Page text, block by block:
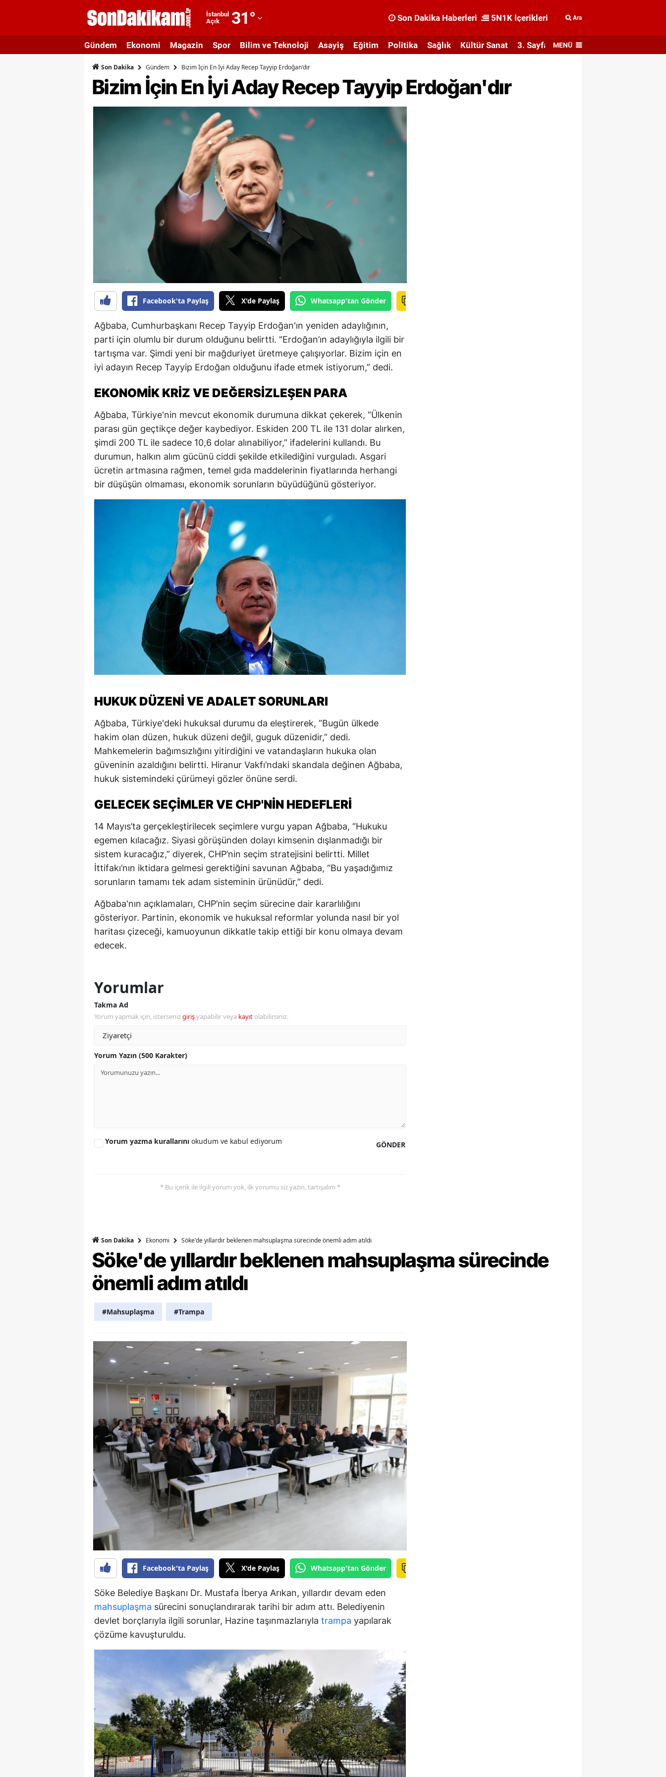
İstanbul
Açık
31°
Adıyaman
Afyonkarahisar
Ağrı
Amasya
Ankara
Antalya
Artvin
Aydın
Balıkesir
Bilecik
Bingöl
Bolu
Burdur
Bursa
Çanakkale
Çankırı
Çorum
Denizli
Diyarbakır
Edirne
Elazığ
Erzincan
Eskişehir
Gaziantep
Giresun
Gümüşhane
Hakkari
Hatay
Isparta
İstanbul
İzmir
Kars
Kastamonu
Kayseri
Kırklareli
Kırşehir
Kocaeli
Konya
Kütahya
Malatya
Manisa
Sivas
Tunceli
Şanlıurfa
Yozgat
Zonguldak
Aksaray
Bayburt
Karaman
Kırıkkale
Batman
Bartın
Yalova
Karabük
Kilis
Son Dakika Haberleri 5N1K İçerikleri Ara
Gündem Ekonomi Magazin Spor Bilim ve Teknoloji Asayiş Eğitim Politika Sağlık Kültür Sanat 3. Sayfa MENÜ
Son Dakika Gündem Bizim İçin En İyi Aday Recep Tayyip Erdoğan'dır
Bizim İçin En İyi Aday Recep Tayyip Erdoğan'dır
Facebook'ta Paylaş X'de Paylaş Whatsapp'tan Gönder
Ağbaba, Cumhurbaşkanı Recep Tayyip Erdoğan'ın yeniden adaylığının,
parti için olumlu bir durum olduğunu belirtti. "Erdoğan’ın adaylığıyla ilgili bir
tartışma var. Şimdi yeni bir mağduriyet üretmeye çalışıyorlar. Bizim için en
iyi adayın Recep Tayyip Erdoğan olduğunu ifade etmek istiyorum,” dedi.
EKONOMIK KRIZ VE DEĞERSIZLEŞEN PARA
Ağbaba, Türkiye'nin mevcut ekonomik durumuna dikkat çekerek, “Ülkenin
parası gün geçtikçe değer kaybediyor. Eskiden 200 TL ile 131 dolar alırken,
şimdi 200 TL ile sadece 10,6 dolar alınabiliyor,” ifadelerini kullandı. Bu
durumun, halkın alım gücünü ciddi şekilde etkilediğini vurguladı. Asgari
ücretin artmasına rağmen, temel gıda maddelerinin fiyatlarında herhangi
bir düşüşün olmaması, ekonomik sorunların büyüdüğünü gösteriyor.
HUKUK DÜZENI VE ADALET SORUNLARI
Ağbaba, Türkiye'deki hukuksal durumu da eleştirerek, “Bugün ülkede
hakim olan düzen, hukuk düzeni değil, guguk düzenidir,” dedi.
Mahkemelerin bağımsızlığını yitirdiğini ve vatandaşların hukuka olan
güveninin azaldığını belirtti. Hiranur Vakfı’ndaki skandala değinen Ağbaba,
hukuk sistemindeki çürümeyi gözler önüne serdi.
GELECEK SEÇIMLER VE CHP'NIN HEDEFLERI
14 Mayıs’ta gerçekleştirilecek seçimlere vurgu yapan Ağbaba, “Hukuku
egemen kılacağız. Siyasi görüşünden dolayı kimsenin dışlanmadığı bir
sistem kuracağız,” diyerek, CHP’nin seçim stratejisini belirtti. Millet
İttifakı’nın iktidara gelmesi gerektiğini savunan Ağbaba, “Bu yaşadığımız
sorunların tamamı tek adam sisteminin ürünüdür,” dedi.
Ağbaba'nın açıklamaları, CHP’nin seçim sürecine dair kararlılığını
gösteriyor. Partinin, ekonomik ve hukuksal reformlar yolunda nasıl bir yol
haritası çizeceği, kamuoyunun dikkatle takip ettiği bir konu olmaya devam
edecek.
Yorumlar
Takma Ad
Yorum yapmak için, istersenizgirişyapabilir veya kayıt olabilirsiniz.
Yorum Yazın (500 Karakter)
GÖNDER
Yorum yazma kurallarını okudum ve kabul ediyorum
* Bu içerik ile ilgili yorum yok, ilk yorumu siz yazın, tartışalım *
Son Dakika Ekonomi Söke'de yıllardır beklenen mahsuplaşma sürecinde önemli adım atıldı
Söke'de yıllardır beklenen mahsuplaşma sürecinde
önemli adım atıldı
#Mahsuplaşma #Trampa
Facebook'ta Paylaş X'de Paylaş Whatsapp'tan Gönder
Söke Belediye Başkanı Dr. Mustafa İberya Arıkan, yıllardır devam eden
mahsuplaşma sürecini sonuçlandırarak tarihi bir adım attı. Belediyenin
devlet borçlarıyla ilgili sorunlar, Hazine taşınmazlarıyla trampa yapılarak
çözüme kavuşturuldu.